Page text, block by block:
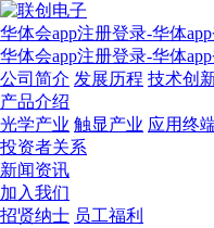
华体会app注册登录-华体
华体会app注册登录-华体
公司简介 发展历程 技术创
产品介绍
光学产业 触显产业 应用终
投资者关系
新闻资讯
加入我们
招贤纳士 员工福利